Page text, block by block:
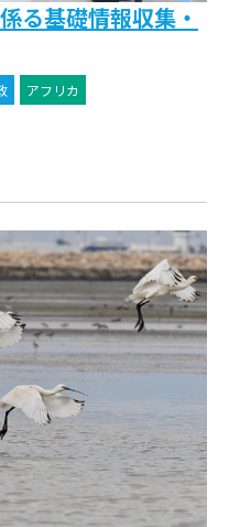
る基礎情報収集・
アフリカ